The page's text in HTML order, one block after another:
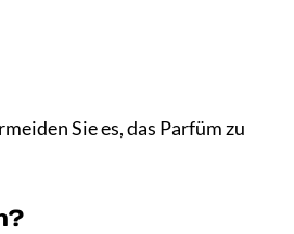
Sie es, das Parfüm zu